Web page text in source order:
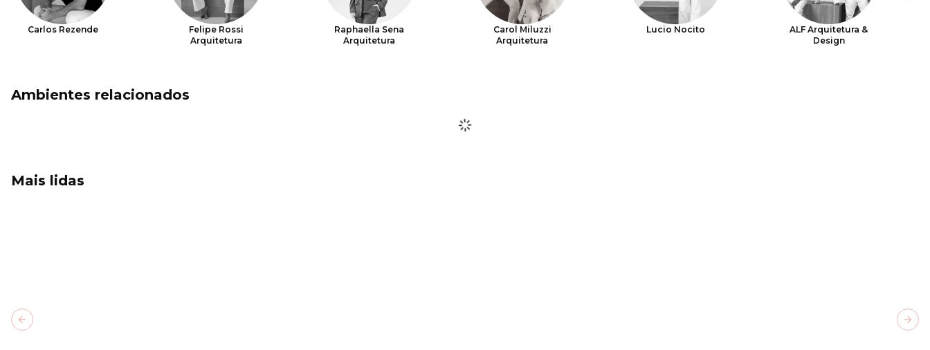
Carlos Rezende
Felipe Rossi
Arquitetura
Raphaella Sena
Arquitetura
Carol Miluzzi
Arquitetura
Lucio Nocito
ALF Arquitetura &
Design
Ambientes relacionados
Mais lidas
Previous slide